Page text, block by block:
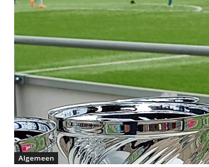
Algemeen